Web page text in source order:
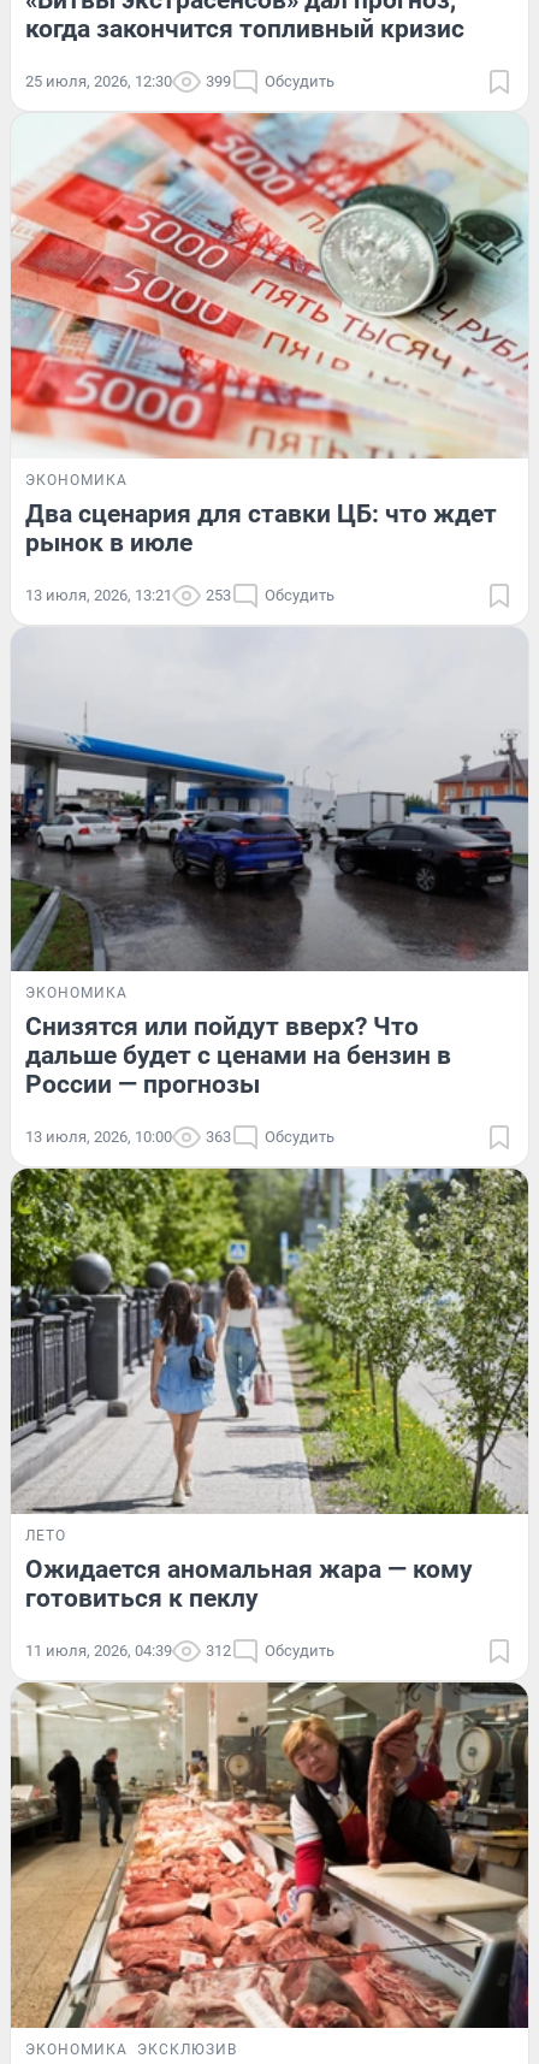
когда закончится топливный кризис
25 июля, 2026, 12:30 399 Обсудить
ЭКОНОМИКА
Два сценария для ставки ЦБ: что ждет
рынок в июле
13 июля, 2026, 13:21 253 Обсудить
ЭКОНОМИКА
Снизятся или пойдут вверх? Что
дальше будет с ценами на бензин в
России — прогнозы
13 июля, 2026, 10:00 363 Обсудить
ЛЕТО
Ожидается аномальная жара — кому
готовиться к пеклу
11 июля, 2026, 04:39 312 Обсудить
ЭКОНОМИКА ЭКСКЛЮЗИВ